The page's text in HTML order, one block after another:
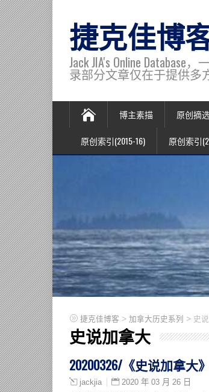
捷克佳博
Jack JIA's Online
录部分文章仅在于提供多
博主素描 原创摘
原创索引(2015-16) 原创索引
捷克佳博客 > 加拿大历史系列 > 史
史说加拿大
20200326/《史说加拿
jackjia 2020 年 03 月 26 日